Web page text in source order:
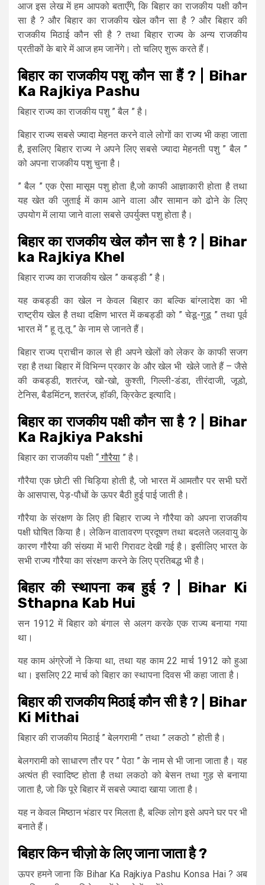
आज इस लेख में हम आपको बताएँगे, कि बिहार का राजकीय पक्षी कौन
सा है ? और बिहार का राजकीय खेल कौन सा है ? और बिहार की
राजकीय मिठाई कौन सी है ? तथा बिहार राज्य के अन्य राजकीय
प्रतीकों के बारे में आज हम जानेंगे। तो चलिए शुरू करते हैं।
बिहार का राजकीय पशु कौन सा हैं ? | Bihar
Ka Rajkiya Pashu
बिहार राज्य का राजकीय पशु ” बैल ” है।
बिहार राज्य सबसे ज्यादा मेहनत करने वाले लोगों का राज्य भी कहा जाता
है, इसलिए बिहार राज्य ने अपने लिए सबसे ज्यादा मेहनती पशु ” बैल ”
को अपना राजकीय पशु चुना है।
” बैल ” एक ऐसा मासूम पशु होता है,जो काफी आज्ञाकारी होता है तथा
यह खेत की जुताई में काम आने वाला और सामान को ढोने के लिए
उपयोग में लाया जाने वाला सबसे उपर्युक्त पशु होता है।
बिहार का राजकीय खेल कौन सा है ? | Bihar
ka Rajkiya Khel
बिहार राज्य का राजकीय खेल ” कबड्डी ” है।
यह कबड्डी का खेल न केवल बिहार का बल्कि बांग्लादेश का भी
राष्ट्रीय खेल है तथा दक्षिण भारत में कबड्डी को ” चेडू-गुडू ” तथा पूर्व
भारत में ” हू तू तू ” के नाम से जानते हैं।
बिहार राज्य प्राचीन काल से ही अपने खेलों को लेकर के काफी सजग
रहा है तथा बिहार में विभिन्न प्रकार के और खेल भी खेले जाते हैं – जैसे
की कबड्डी, शतरंज, खो-खो, कुश्ती, गिल्ली-डंडा, तीरंदाजी, जूडो,
टेनिस, बैडमिंटन, शतरंज, हॉकी, क्रिकेट इत्यादि।
बिहार का राजकीय पक्षी कौन सा है ? | Bihar
Ka Rajkiya Pakshi
बिहार का राजकीय पक्षी “गौरैया ” है।
गौरैया एक छोटी सी चिड़िया होती है, जो भारत में आमतौर पर सभी घरों
के आसपास, पेड़-पौधों के ऊपर बैठी हुई पाई जाती है।
गौरैया के संरक्षण के लिए ही बिहार राज्य ने गौरैया को अपना राजकीय
पक्षी घोषित किया है। लेकिन वातावरण प्रदूषण तथा बदलते जलवायु के
कारण गौरैया की संख्या में भारी गिरावट देखी गई है। इसीलिए भारत के
सभी राज्य गौरैया का संरक्षण करने के लिए प्रतिबद्ध भी है।
बिहार की स्थापना कब हुई ? | Bihar Ki
Sthapna Kab Hui
सन 1912 में बिहार को बंगाल से अलग करके एक राज्य बनाया गया
था।
यह काम अंग्रेजों ने किया था, तथा यह काम 22 मार्च 1912 को हुआ
था। इसलिए 22 मार्च को बिहार का स्थापना दिवस भी कहा जाता है।
बिहार की राजकीय मिठाई कौन सी है ? | Bihar
Ki Mithai
बिहार की राजकीय मिठाई ” बेलगरामी ” तथा ” लकठो ” होती है।
बेलगरामी को साधारण तौर पर ” पेठा ” के नाम से भी जाना जाता है। यह
अत्यंत ही स्वादिष्ट होता है तथा लकठो को बेसन तथा गुड़ से बनाया
जाता है, जो कि पूरे बिहार में सबसे ज्यादा खाया जाता है।
यह न केवल मिष्ठान भंडार पर मिलता है, बल्कि लोग इसे अपने घर पर भी
बनाते हैं।
बिहार किन चीज़ो के लिए जाना जाता है ?
ऊपर हमने जाना कि Bihar Ka Rajkiya Pashu Konsa Hai ? अब